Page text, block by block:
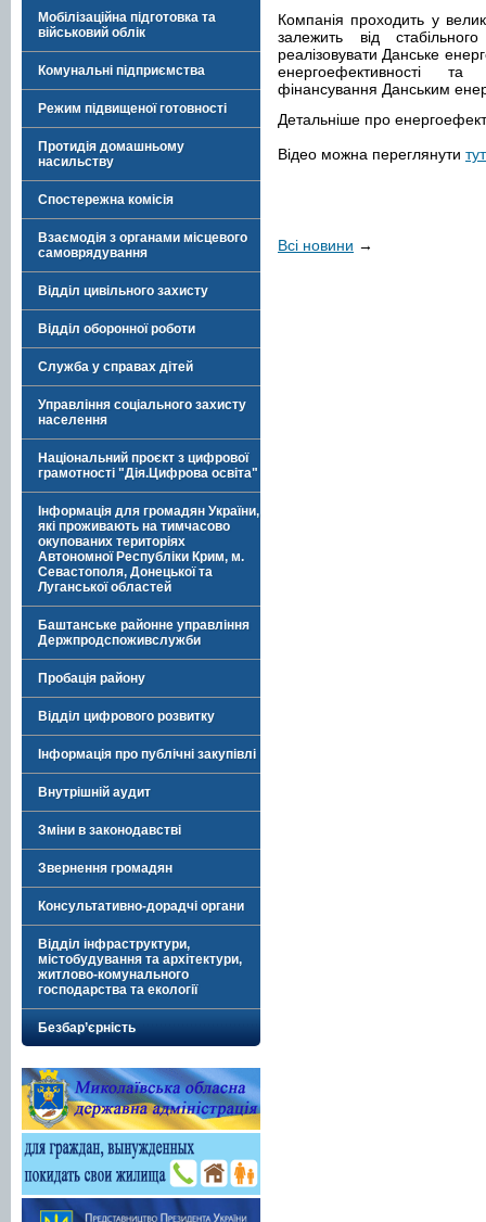
Мобілізаційна підготовка та
військовий облік
Комунальні підприємства
Режим підвищеної готовності
Протидія домашньому
насильству
Спостережна комісія
Взаємодія з органами місцевого
самоврядування
Відділ цивільного захисту
Відділ оборонної роботи
Служба у справах дітей
Управління соціального захисту
населення
Національний проєкт з цифрової
грамотності "Дія.Цифрова освіта"
Інформація для громадян України,
які проживають на тимчасово
окупованих територіях
Автономної Республіки Крим, м.
Севастополя, Донецької та
Луганської областей
Баштанське районне управління
Держпродспоживслужби
Пробація району
Відділ цифрового розвитку
Інформація про публічні закупівлі
Внутрішній аудит
Зміни в законодавстві
Звернення громадян
Консультативно-дорадчі органи
Відділ інфраструктури,
містобудування та архітектури,
житлово-комунального
господарства та екології
Безбар’єрність
Компанія проходить у
залежить від
реалізовувати Данське
енергоефективності
фінансування Данським
Детальніше про
Відео можна переглянути тут
Всі новини →